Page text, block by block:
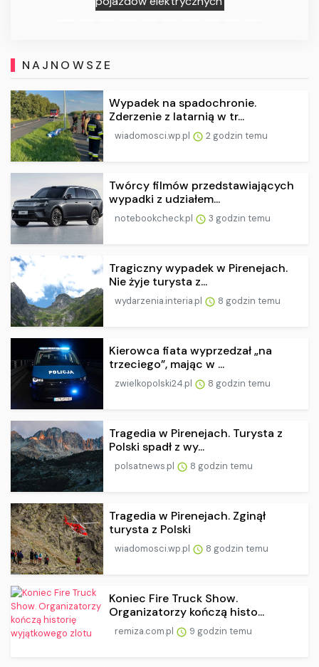
NAJNOWSZE
Wypadek na spadochronie.
Zderzenie z latarnią w tr...
wiadomosci.wp.pl 2 godzin temu
Twórcy filmów przedstawiających
wypadki z udziałem...
notebookcheck.pl 3 godzin temu
Tragiczny wypadek w Pirenejach.
Nie żyje turysta z...
wydarzenia.interia.pl 8 godzin temu
Kierowca fiata wyprzedzał „na
trzeciego”, mając w ...
zwielkopolski24.pl 8 godzin temu
Tragedia w Pirenejach. Turysta z
Polski spadł z wy...
polsatnews.pl 8 godzin temu
Tragedia w Pirenejach. Zginął
turysta z Polski
wiadomosci.wp.pl 8 godzin temu
Koniec Fire Truck Show.
Organizatorzy kończą histo...
remiza.com.pl 9 godzin temu